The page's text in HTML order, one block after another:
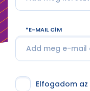
E-MAIL CÍM
Elfogadom az